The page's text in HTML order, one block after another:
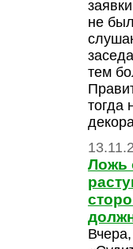
не
тем
тогда
Ложь